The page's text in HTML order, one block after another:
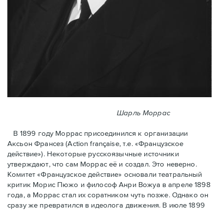
Шарль Моррас
В 1899 году Моррас присоединился к организации
Аксьон Франсез (Action française, т.е. «Французское
действие»). Некоторые русскоязычные источники
утверждают, что сам Моррас её и создал. Это неверно.
Комитет «Французское действие» основали театральный
критик Морис Пюжо и философ Анри Вожуа в апреле 1898
года, а Моррас стал их соратником чуть позже. Однако он
сразу же превратился в идеолога движения. В июле 1899